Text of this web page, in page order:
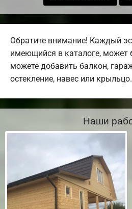
Обратите внимание! Каждый
имеющийся в каталоге, может
можете добавить балкон,
остекление, навес или крыльцо.
Наши